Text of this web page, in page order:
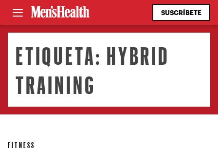
SUSCRÍBETE
ETIQUETA: HYBRID
TRAINING
FITNESS